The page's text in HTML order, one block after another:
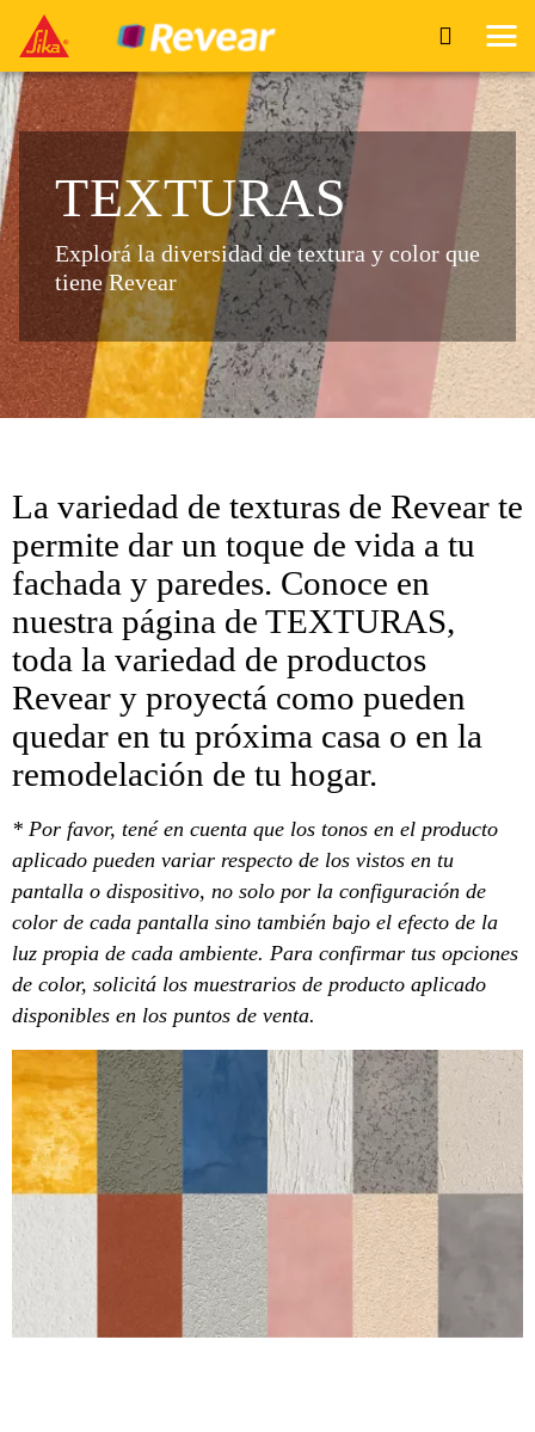
TEXTURAS
Explorá la diversidad de textura y color que
tiene Revear
La variedad de texturas de Revear te
permite dar un toque de vida a tu
fachada y paredes. Conoce en
nuestra página de TEXTURAS,
toda la variedad de productos
Revear y proyectá como pueden
quedar en tu próxima casa o en la
remodelación de tu hogar.
* Por favor, tené en cuenta que los tonos en el producto
aplicado pueden variar respecto de los vistos en tu
pantalla o dispositivo, no solo por la configuración de
color de cada pantalla sino también bajo el efecto de la
luz propia de cada ambiente. Para confirmar tus opciones
de color, solicitá los muestrarios de producto aplicado
disponibles en los puntos de venta.